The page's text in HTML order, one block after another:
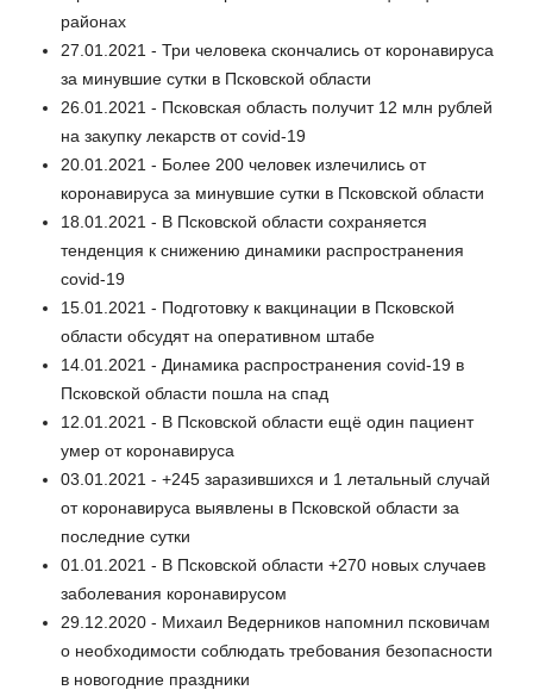
районах
27.01.2021 - Три человека скончались от коронавируса
за минувшие сутки в Псковской области
26.01.2021 - Псковская область получит 12 млн рублей
на закупку лекарств от covid-19
20.01.2021 - Более 200 человек излечились от
коронавируса за минувшие сутки в Псковской области
18.01.2021 - В Псковской области сохраняется
тенденция к снижению динамики распространения
covid-19
15.01.2021 - Подготовку к вакцинации в Псковской
области обсудят на оперативном штабе
14.01.2021 - Динамика распространения covid-19 в
Псковской области пошла на спад
12.01.2021 - В Псковской области ещё один пациент
умер от коронавируса
03.01.2021 - +245 заразившихся и 1 летальный случай
от коронавируса выявлены в Псковской области за
последние сутки
01.01.2021 - В Псковской области +270 новых случаев
заболевания коронавирусом
29.12.2020 - Михаил Ведерников напомнил псковичам
о необходимости соблюдать требования безопасности
в новогодние праздники